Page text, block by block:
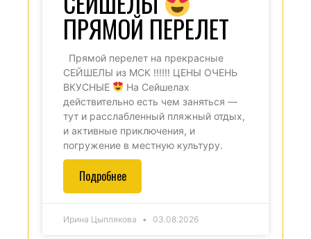
ПРЯМОЙ ПЕРЕЛЕТ
Прямой перелет на прекрасные
СЕЙШЕЛЫ из МСК !!!!!! ЦЕНЫ ОЧЕНЬ
ВКУСНЫЕ
На Сейшелах
действительно есть чем заняться —
тут и расслабленный пляжный отдых,
и активные приключения, и
погружение в местную культуру.
Подробнее
Ирина Цыплякова 03.08.2026